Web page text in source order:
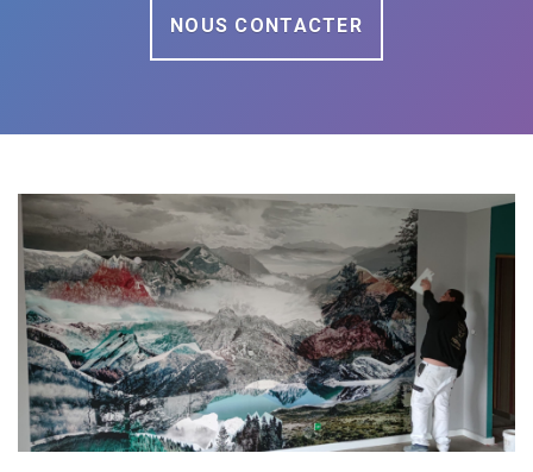
NOUS CONTACTER